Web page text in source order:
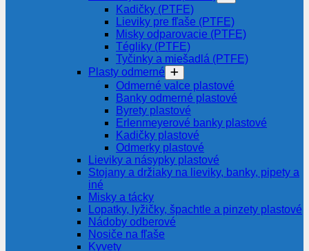
Kadičky (PTFE)
Lieviky pre fľaše (PTFE)
Misky odparovacie (PTFE)
Tégliky (PTFE)
Tyčinky a miešadlá (PTFE)
Plasty odmerné
Odmerné valce plastové
Banky odmerné plastové
Byrety plastové
Erlenmeyerové banky plastové
Kadičky plastové
Odmerky plastové
Lieviky a násypky plastové
Stojany a držiaky na lieviky, banky, pipety a
iné
Misky a tácky
Lopatky, lyžičky, špachtle a pinzety plastové
Nádoby odberové
Nosiče na fľaše
Kyvety